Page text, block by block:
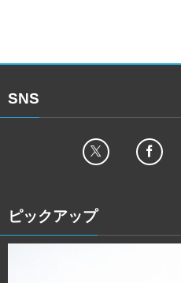
SNS
ピックアップ